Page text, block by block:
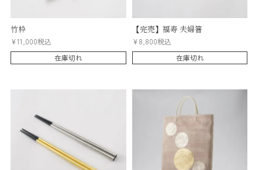
竹枠
¥11,000税込
在庫切れ
【完売】福寿 夫婦箸
¥8,800税込
在庫切れ